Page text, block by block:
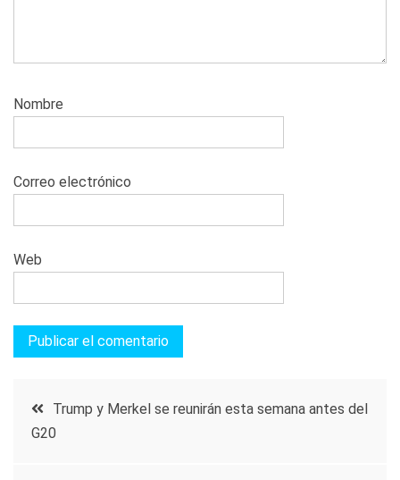
Nombre
Correo electrónico
Web
Navegación
Trump y Merkel se reunirán esta semana antes del
G20